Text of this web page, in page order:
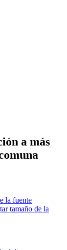
a más
la fuente
tamaño de la